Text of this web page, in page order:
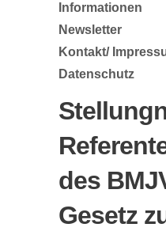
Informationen
Newsletter
Kontakt/
Datenschutz
des
Gesetz